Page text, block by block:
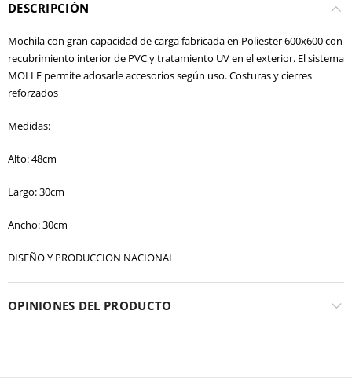
DESCRIPCIÓN
Mochila con gran capacidad de carga fabricada en Poliester 600x600 con
recubrimiento interior de PVC y tratamiento UV en el exterior. El sistema
MOLLE permite adosarle accesorios según uso. Costuras y cierres
reforzados
Medidas:
Alto: 48cm
Largo: 30cm
Ancho: 30cm
DISEÑO Y PRODUCCION NACIONAL
OPINIONES DEL PRODUCTO